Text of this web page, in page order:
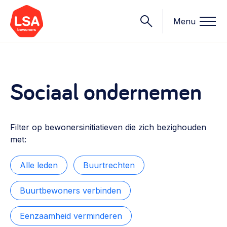
Menu
Onderwerpen
Starten van een initiatief
Rechtsvormen, positionering, organisatiemodellen >
Financiën
Financieringsvormen, administratie, begroting en omzet >
Organisatie en beheer
Bestuur, horeca, evenementen, verhuur en communicatie >
Wat we doen
Contact
Nieuws
Sociaal ondernemen
Filter op bewonersinitiatieven die zich bezighouden
met:
Alle leden Buurtrechten
Buurtbewoners verbinden
Eenzaamheid verminderen